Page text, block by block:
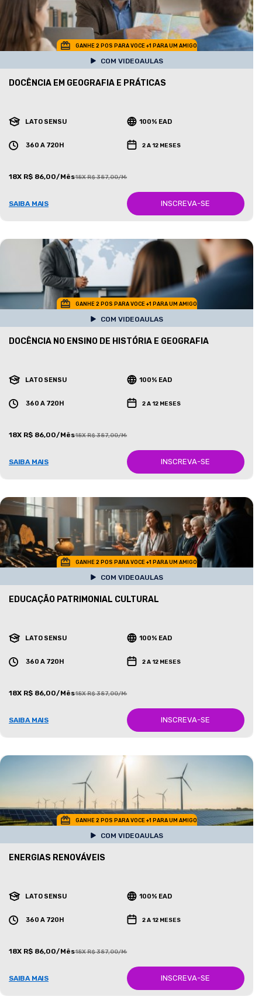
GANHE 2 POS PARA VOCE +1 PARA UM AMIGO
COM VIDEOAULAS
DOCÊNCIA EM GEOGRAFIA E PRÁTICAS
LATO SENSU 100% EAD
360 A 720H 2 A 12 MESES
18X R$ 86,00/Mês18X R$ 387,00/Mês
SAIBA MAIS INSCREVA-SE
GANHE 2 POS PARA VOCE +1 PARA UM AMIGO
COM VIDEOAULAS
DOCÊNCIA NO ENSINO DE HISTÓRIA E GEOGRAFIA
LATO SENSU 100% EAD
360 A 720H 2 A 12 MESES
18X R$ 86,00/Mês18X R$ 387,00/Mês
SAIBA MAIS INSCREVA-SE
GANHE 2 POS PARA VOCE +1 PARA UM AMIGO
COM VIDEOAULAS
EDUCAÇÃO PATRIMONIAL CULTURAL
LATO SENSU 100% EAD
360 A 720H 2 A 12 MESES
18X R$ 86,00/Mês18X R$ 387,00/Mês
SAIBA MAIS INSCREVA-SE
GANHE 2 POS PARA VOCE +1 PARA UM AMIGO
COM VIDEOAULAS
ENERGIAS RENOVÁVEIS
LATO SENSU 100% EAD
360 A 720H 2 A 12 MESES
18X R$ 86,00/Mês18X R$ 387,00/Mês
SAIBA MAIS INSCREVA-SE